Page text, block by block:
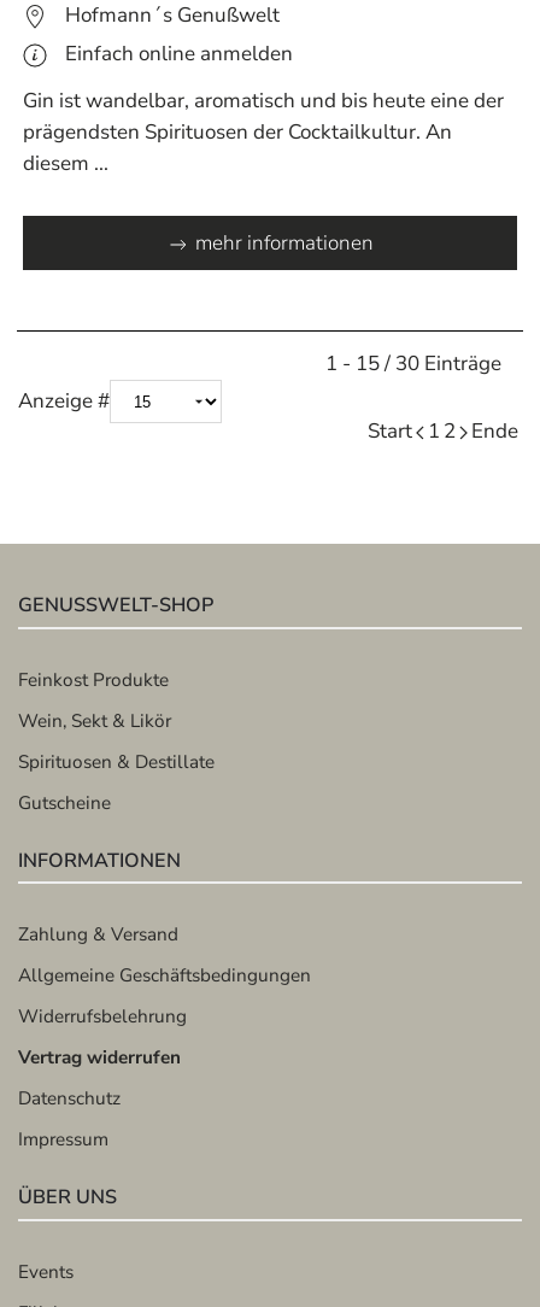
Hofmann´s Genußwelt
Einfach online anmelden
Gin ist wandelbar, aromatisch und bis heute eine der
prägendsten Spirituosen der Cocktailkultur. An
diesem ...
mehr informationen
Limite der Paginierungsliste
1 - 15 / 30 Einträge
Anzeige #
Start
1 2 Ende
GENUSSWELT-SHOP
Feinkost Produkte
Wein, Sekt & Likör
Spirituosen & Destillate
Gutscheine
INFORMATIONEN
Zahlung & Versand
Allgemeine Geschäftsbedingungen
Widerrufsbelehrung
Vertrag widerrufen
Datenschutz
Impressum
ÜBER UNS
Events